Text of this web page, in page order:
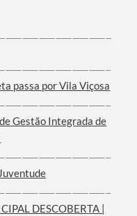
passa por Vila Viçosa
Gestão Integrada de
DESCOBERTA |